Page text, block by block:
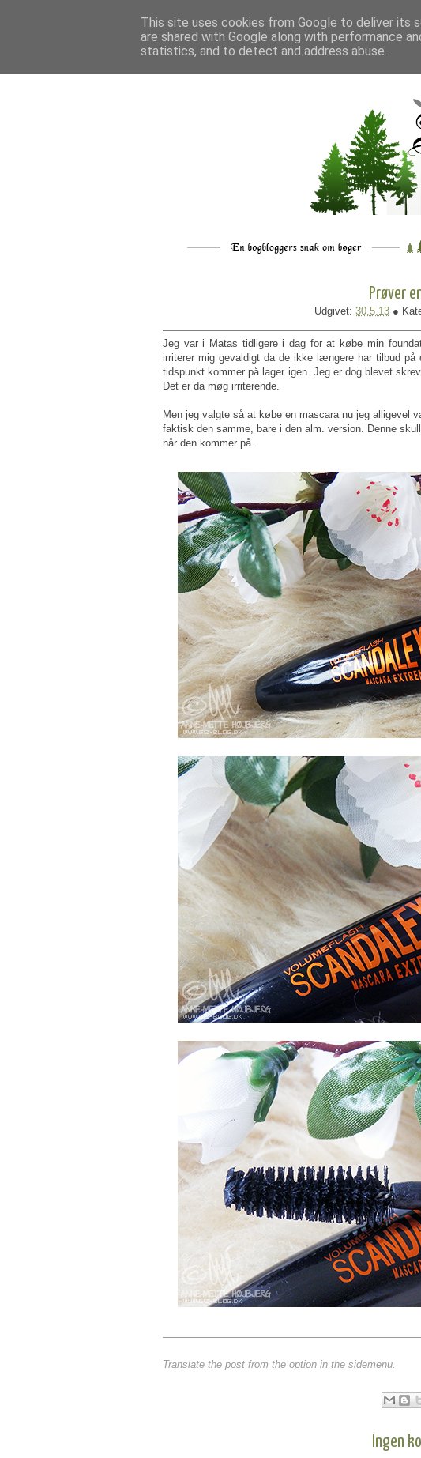
Prøver
Udgivet: 30.5.13 ●
Jeg var i Matas tidligere i dag for at købe min
irriterer mig gevaldigt da de ikke længere har tilbud
tidspunkt kommer på lager igen. Jeg er dog blevet
Det er da møg irriterende.
Men jeg valgte så at købe en mascara nu jeg alligevel
faktisk den samme, bare i den alm. version. Denne
når den kommer på.
Translate the post from the option in the sidemenu.
Ingen
This site uses cookies from Google to deliver its
are shared with Google along with performance
statistics, and to detect and address abuse.